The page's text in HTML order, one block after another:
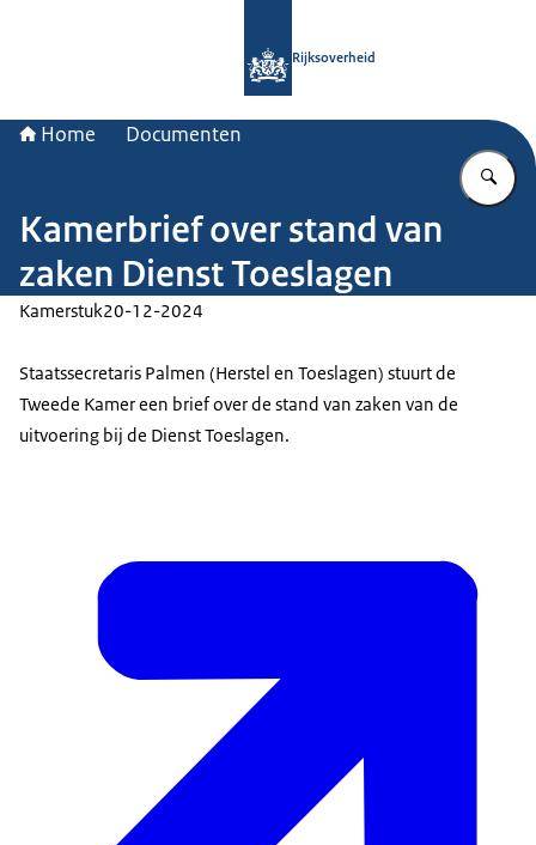
Rijksoverheid
Home Documenten
Kamerbrief over stand van
zaken Dienst Toeslagen
Kamerstuk20-12-2024
Staatssecretaris Palmen (Herstel en Toeslagen) stuurt de
Tweede Kamer een brief over de stand van zaken van de
uitvoering bij de Dienst Toeslagen.